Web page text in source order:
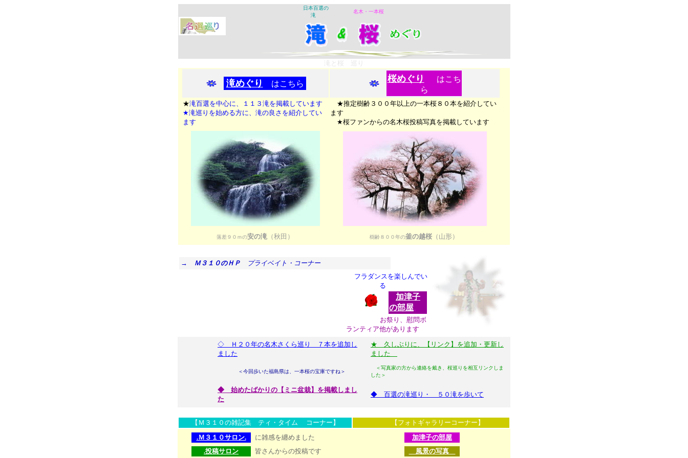
日本百選の
滝
名木・一本桜
滝と桜 巡り
滝めぐり はこちら 桜めぐり
はこち
ら
★滝百選を中心に、１１３滝を掲載しています
★滝巡りを始める方に、滝の良さを紹介してい
ます
★推定樹齢３００年以上の一本桜８０本を紹介してい
ます
★桜ファンからの名木桜投稿写真を掲載しています
落差９０ｍの安の滝 （秋田） 樹齢８００年の釜の越桜 （山形）
→ Ｍ３１０のＨＰ
プライベイト・コーナー
フラダンスを楽しんでい
る
加津子
の部屋。
お祭り、慰問ボ
ランティア他があります
◇ Ｈ２０年の名木さくら巡り ７本を追加し
ました
★ 久しぶりに、【リンク】を追加・更新し
ました
＜今回歩いた福島県は、一本桜の宝庫ですね＞
＜写真家の方から連絡を戴き、桜巡りを相互リンクしま
した＞
◆ 始めたばかりの【ミニ盆栽】を掲載しまし
た
◆ 百選の滝巡り・ ５０滝を歩いて
【Ｍ３１０の雑記集 ティ・タイム コーナー】
【フォトギャラリーコーナー】
.Ｍ３１０サロン.
に雑感を纏めました
加津子の部屋
.投稿サロン
皆さんからの投稿です 風景の写真